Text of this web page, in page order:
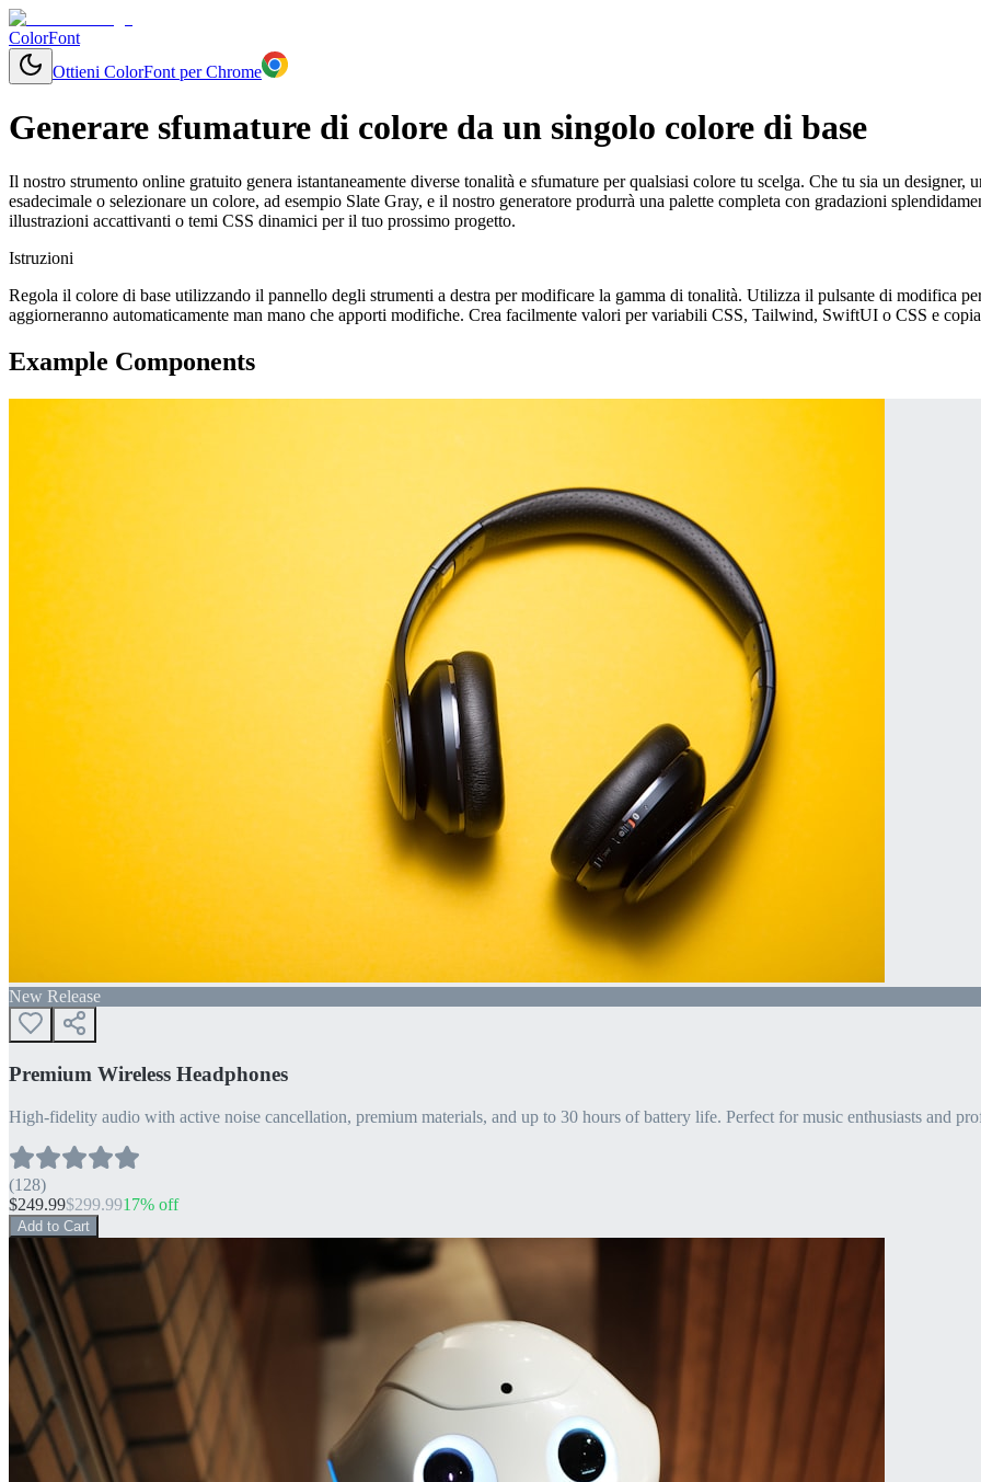
ColorFont
Ottieni ColorFont per Chrome
Generare sfumature di colore da un singolo colore di base
Il nostro strumento online gratuito genera istantaneamente diverse tonalità e sfumature per qualsiasi colore tu scelga. Che tu sia un
esadecimale o selezionare un colore, ad esempio Slate Gray, e il nostro generatore produrrà una palette completa con gradazioni
illustrazioni accattivanti o temi CSS dinamici per il tuo prossimo progetto.
Istruzioni
Regola il colore di base utilizzando il pannello degli strumenti a destra per modificare la gamma di tonalità. Utilizza il pulsante di modifica
aggiorneranno automaticamente man mano che apporti modifiche. Crea facilmente valori per variabili CSS, Tailwind, SwiftUI o CSS e
Example Components
New Release
Premium Wireless Headphones
High-fidelity audio with active noise cancellation, premium materials, and up to 30 hours of battery life. Perfect for music enthusiasts and
(128)
$249.99$299.9917% off
Add to Cart